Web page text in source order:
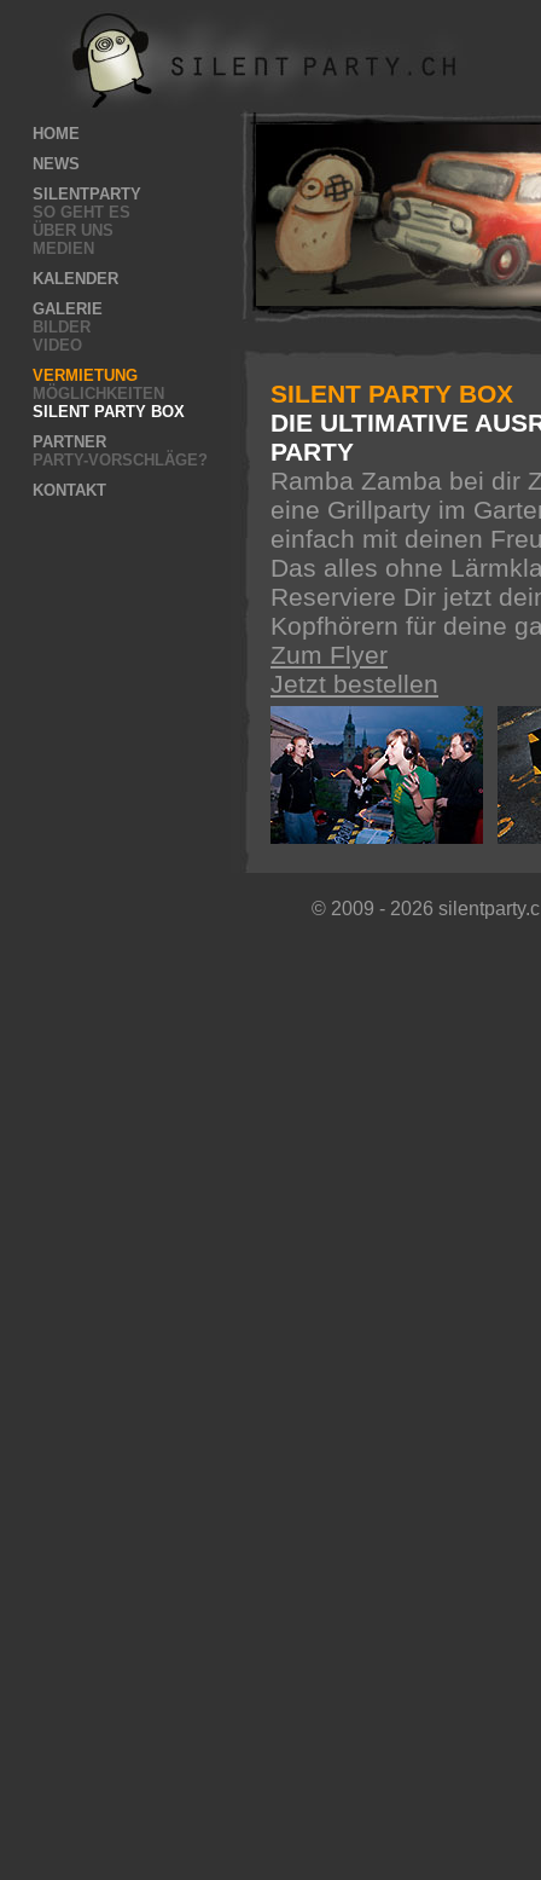
HOME
NEWS
SILENTPARTY
SO GEHT ES
ÜBER UNS
MEDIEN
KALENDER
GALERIE
BILDER
VIDEO
VERMIETUNG
MÖGLICHKEITEN
SILENT PARTY BOX
PARTNER
PARTY-VORSCHLÄGE?
KONTAKT
SILENT PARTY BOX
DIE ULTIMATIVE
PARTY
Ramba Zamba bei dir
eine Grillparty im
einfach mit deinen
Das alles ohne
Reserviere Dir jetzt
Kopfhörern für deine
Zum Flyer
Jetzt bestellen
© 2009 - 2026